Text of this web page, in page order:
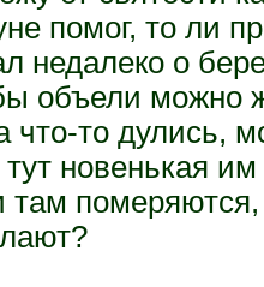
помог, то ли
недалеко о
объели можно
что-то дулись,
новенькая
там